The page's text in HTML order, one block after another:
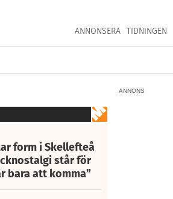
ANNONSERA TIDNINGEN
ANNONS
form i Skellefteå
står för
bara att komma”